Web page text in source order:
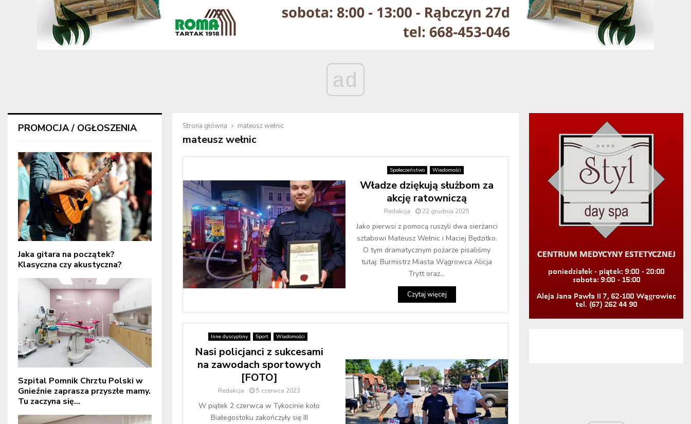
ad
Strona główna mateusz wełnic
mateusz wełnic
Społeczeństwo Wiadomości
Władze dziękują służbom za
akcję ratowniczą
Redakcja 22 grudnia 2025
Jako pierwsi z pomocą ruszyli dwa sierżanci
sztabowi Mateusz Wełnic i Maciej Będzitko.
O tym dramatycznym pożarze pisaliśmy
tutaj: Burmistrz Miasta Wągrowca Alicja
Trytt oraz...
Czytaj więcej
Inne dyscypliny Sport Wiadomości
Nasi policjanci z sukcesami
na zawodach sportowych
[FOTO]
Redakcja 5 czerwca 2023
W piątek 2 czerwca w Tykocinie koło
Białegostoku zakończyły się III
PROMOCJA / OGŁOSZENIA
Jaka gitara na początek?
Klasyczna czy akustyczna?
Szpital Pomnik Chrztu Polski w
Gnieźnie zaprasza przyszłe mamy.
Tu zaczyna się...